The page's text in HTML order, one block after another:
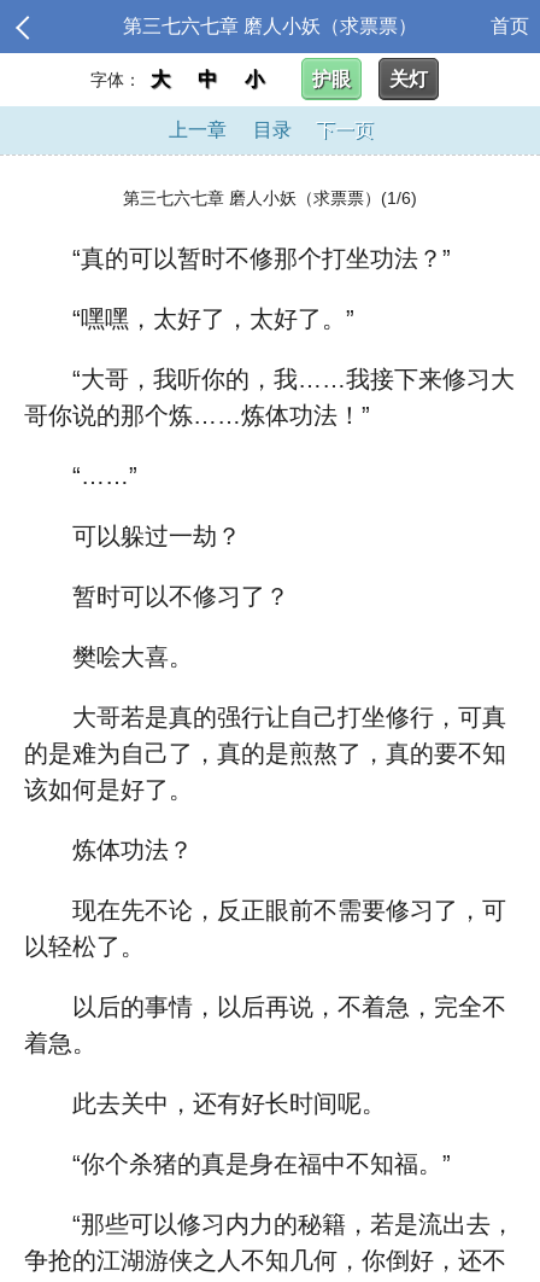
第三七六七章 磨人小妖（求票票） 首页
字体： 大 中 小 护眼 关灯
上一章 目录 下一页
第三七六七章 磨人小妖（求票票）(1/6)
“真的可以暂时不修那个打坐功法？”
“嘿嘿，太好了，太好了。”
“大哥，我听你的，我……我接下来修习大
哥你说的那个炼……炼体功法！”
“……”
可以躲过一劫？
暂时可以不修习了？
樊哙大喜。
大哥若是真的强行让自己打坐修行，可真
的是难为自己了，真的是煎熬了，真的要不知
该如何是好了。
炼体功法？
现在先不论，反正眼前不需要修习了，可
以轻松了。
以后的事情，以后再说，不着急，完全不
着急。
此去关中，还有好长时间呢。
“你个杀猪的真是身在福中不知福。”
“那些可以修习内力的秘籍，若是流出去，
争抢的江湖游侠之人不知几何，你倒好，还不